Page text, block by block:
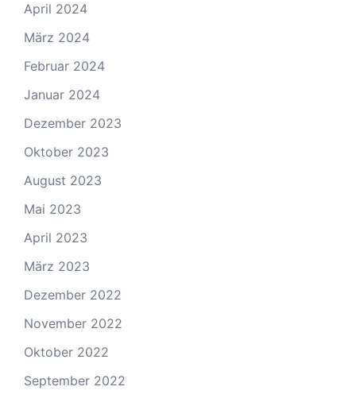
April 2024
März 2024
Februar 2024
Januar 2024
Dezember 2023
Oktober 2023
August 2023
Mai 2023
April 2023
März 2023
Dezember 2022
November 2022
Oktober 2022
September 2022